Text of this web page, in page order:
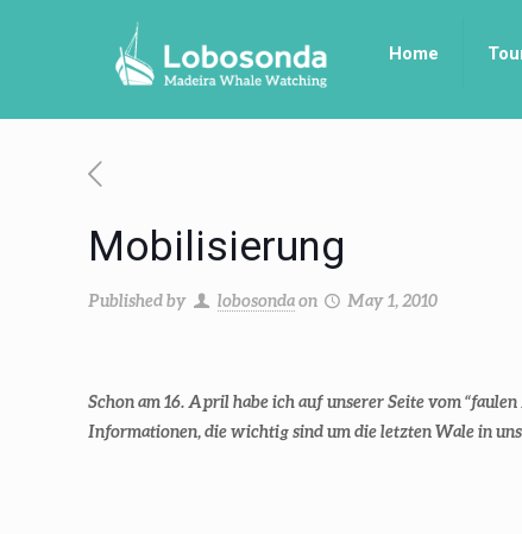
Home
Mobilisierung
Published by lobosonda on May 1, 2010
Schon am 16. April habe ich auf unserer Seite vom
Informationen, die wichtig sind um die letzten Wale in